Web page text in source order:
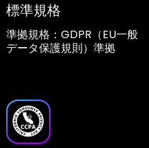
標準規格
準拠規格：GDPR（EU一般
データ保護規則）準拠